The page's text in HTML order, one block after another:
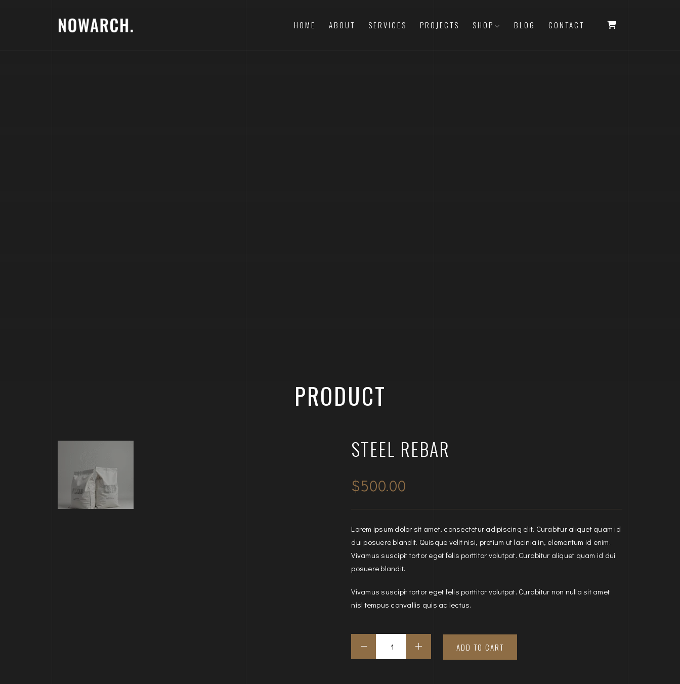
HOME ABOUT SERVICES PROJECTS SHOP BLOG CONTACT
PRODUCT
STEEL REBAR
$500.00
Lorem ipsum dolor sit amet, consectetur adipiscing elit. Curabitur aliquet quam id
dui posuere blandit. Quisque velit nisi, pretium ut lacinia in, elementum id enim.
Vivamus suscipit tortor eget felis porttitor volutpat. Curabitur aliquet quam id dui
posuere blandit.
Vivamus suscipit tortor eget felis porttitor volutpat. Curabitur non nulla sit amet
nisl tempus convallis quis ac lectus.
Rebar
ADD TO CART